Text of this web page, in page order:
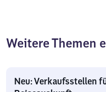
Weitere Themen
Neu: Verkaufsstellen